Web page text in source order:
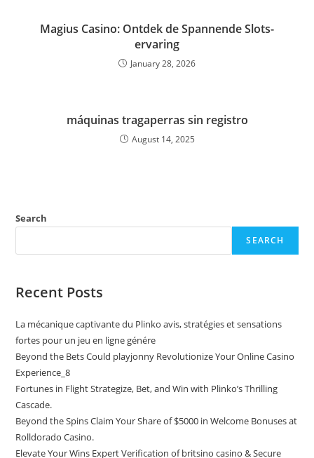
Magius Casino: Ontdek de Spannende Slots-
ervaring
January 28, 2026
máquinas tragaperras sin registro
August 14, 2025
Search
SEARCH
Recent Posts
La mécanique captivante du Plinko avis, stratégies et sensations
fortes pour un jeu en ligne génére
Beyond the Bets Could playjonny Revolutionize Your Online Casino
Experience_8
Fortunes in Flight Strategize, Bet, and Win with Plinko’s Thrilling
Cascade.
Beyond the Spins Claim Your Share of $5000 in Welcome Bonuses at
Rolldorado Casino.
Elevate Your Wins Expert Verification of britsino casino & Secure